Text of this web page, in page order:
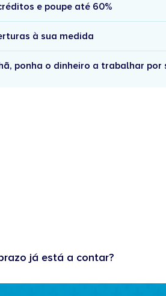
e poupe até 60%
à sua medida
ponha o dinheiro a trabalhar por
já está a contar?